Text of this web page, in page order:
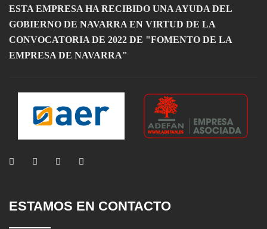
ESTA EMPRESA HA RECIBIDO UNA AYUDA DEL
GOBIERNO DE NAVARRA EN VIRTUD DE LA
CONVOCATORIA DE 2022 DE "FOMENTO DE LA
EMPRESA DE NAVARRA"
ESTAMOS EN CONTACTO